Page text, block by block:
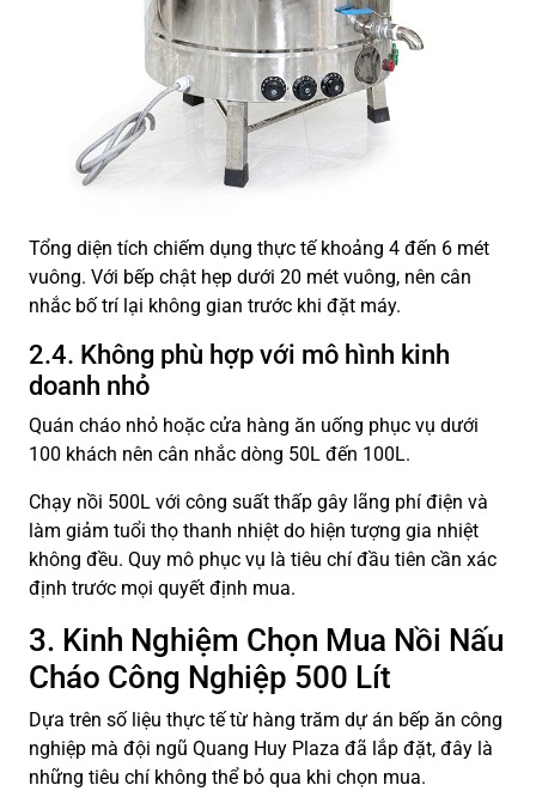
Tổng diện tích chiếm dụng thực tế khoảng 4 đến 6 mét
vuông. Với bếp chật hẹp dưới 20 mét vuông, nên cân
nhắc bố trí lại không gian trước khi đặt máy.
2.4. Không phù hợp với mô hình kinh
doanh nhỏ
Quán cháo nhỏ hoặc cửa hàng ăn uống phục vụ dưới
100 khách nên cân nhắc dòng 50L đến 100L.
Chạy nồi 500L với công suất thấp gây lãng phí điện và
làm giảm tuổi thọ thanh nhiệt do hiện tượng gia nhiệt
không đều. Quy mô phục vụ là tiêu chí đầu tiên cần xác
định trước mọi quyết định mua.
3. Kinh Nghiệm Chọn Mua Nồi Nấu
Cháo Công Nghiệp 500 Lít
Dựa trên số liệu thực tế từ hàng trăm dự án bếp ăn công
nghiệp mà đội ngũ Quang Huy Plaza đã lắp đặt, đây là
những tiêu chí không thể bỏ qua khi chọn mua.